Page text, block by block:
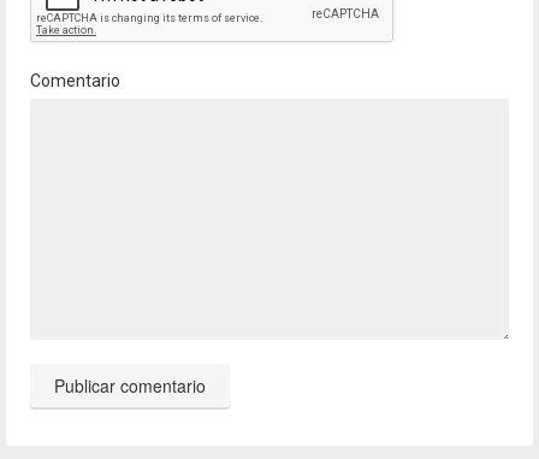
Comentario